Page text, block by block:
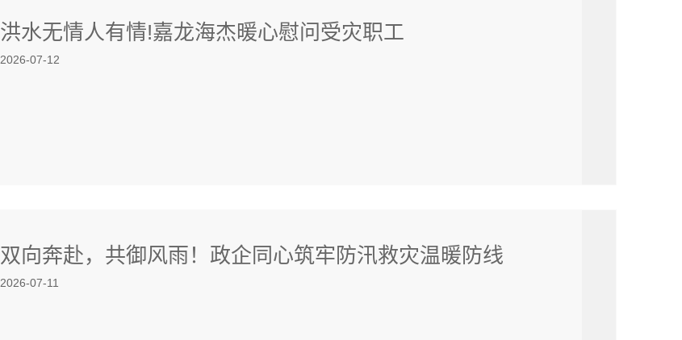
洪水无情人有情!嘉龙海杰暖心慰问受灾职工
2026-07-12
双向奔赴，共御风雨！政企同心筑牢防汛救灾温暖防线
2026-07-11